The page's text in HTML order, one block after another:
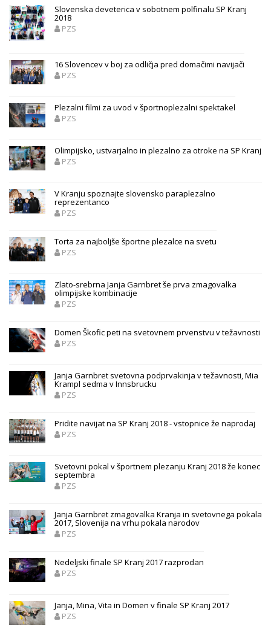
Slovenska deveterica v sobotnem polfinalu SP Kranj
2018
PZS
16 Slovencev v boj za odličja pred domačimi navijači
PZS
Plezalni filmi za uvod v športnoplezalni spektakel
PZS
Olimpijsko, ustvarjalno in plezalno za otroke na SP Kranj
PZS
V Kranju spoznajte slovensko paraplezalno
reprezentanco
PZS
Torta za najboljše športne plezalce na svetu
PZS
Zlato-srebrna Janja Garnbret še prva zmagovalka
olimpijske kombinacije
PZS
Domen Škofic peti na svetovnem prvenstvu v težavnosti
PZS
Janja Garnbret svetovna podprvakinja v težavnosti, Mia
Krampl sedma v Innsbrucku
PZS
Pridite navijat na SP Kranj 2018 - vstopnice že naprodaj
PZS
Svetovni pokal v športnem plezanju Kranj 2018 že konec
septembra
PZS
Janja Garnbret zmagovalka Kranja in svetovnega pokala
2017, Slovenija na vrhu pokala narodov
PZS
Nedeljski finale SP Kranj 2017 razprodan
PZS
Janja, Mina, Vita in Domen v finale SP Kranj 2017
PZS